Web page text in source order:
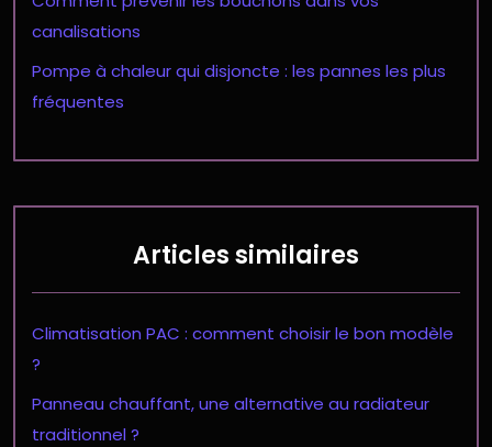
canalisations
Pompe à chaleur qui disjoncte : les pannes les plus
fréquentes
Articles similaires
Climatisation PAC : comment choisir le bon modèle
?
Panneau chauffant, une alternative au radiateur
traditionnel ?